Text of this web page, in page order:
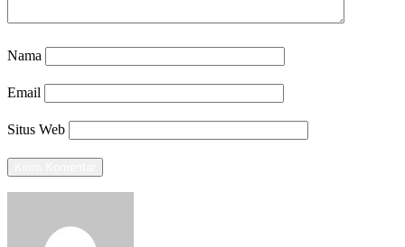
Nama
Email
Situs Web